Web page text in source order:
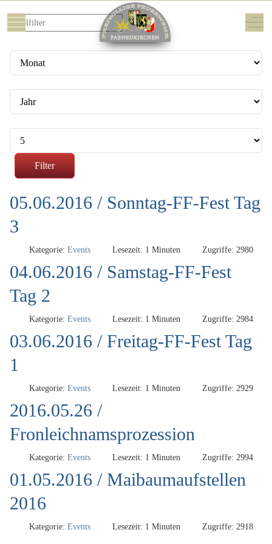
Mobile Menu Toggle Off-
Filter
Titelfilter
Filter
05.06.2016 / Sonntag-FF-Fest Tag
3
Kategorie:Events Lesezeit: 1 Minuten Zugriffe: 2980
04.06.2016 / Samstag-FF-Fest
Tag 2
Kategorie:Events Lesezeit: 1 Minuten Zugriffe: 2984
03.06.2016 / Freitag-FF-Fest Tag
1
Kategorie:Events Lesezeit: 1 Minuten Zugriffe: 2929
2016.05.26 /
Fronleichnamsprozession
Kategorie:Events Lesezeit: 1 Minuten Zugriffe: 2994
01.05.2016 / Maibaumaufstellen
2016
Kategorie:Events Lesezeit: 1 Minuten Zugriffe: 2918